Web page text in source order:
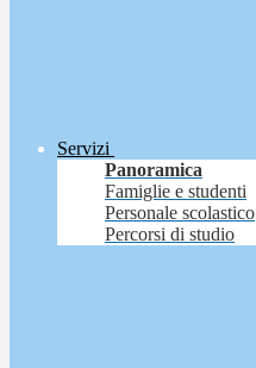
Servizi
Panoramica
Famiglie e studenti
Personale scolastico
Percorsi di studio